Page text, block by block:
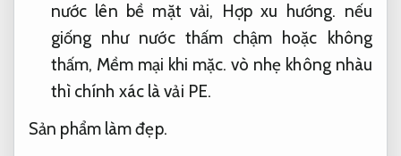
nước lên bề mặt vải, Hợp xu hướng. nếu
giống như nước thấm chậm hoặc không
thấm, Mềm mại khi mặc. vò nhẹ không nhàu
thì chính xác là vải PE.
Sản phẩm làm đẹp.